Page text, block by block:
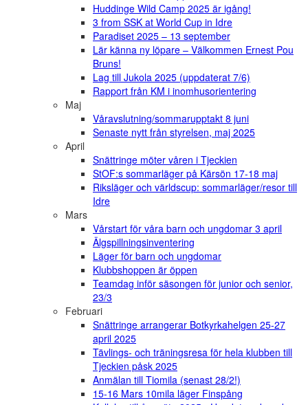
Huddinge Wild Camp 2025 är igång!
3 from SSK at World Cup in Idre
Paradiset 2025 – 13 september
Lär känna ny löpare – Välkommen Ernest Pou
Bruns!
Lag till Jukola 2025 (uppdaterat 7/6)
Rapport från KM i inomhusorientering
Maj
Våravslutning/sommarupptakt 8 juni
Senaste nytt från styrelsen, maj 2025
April
Snättringe möter våren i Tjeckien
StOF:s sommarläger på Kärsön 17-18 maj
Riksläger och världscup: sommarläger/resor till
Idre
Mars
Vårstart för våra barn och ungdomar 3 april
Älgspillningsinventering
Läger för barn och ungdomar
Klubbshoppen är öppen
Teamdag inför säsongen för junior och senior,
23/3
Februari
Snättringe arrangerar Botkyrkahelgen 25-27
april 2025
Tävlings- och träningsresa för hela klubben till
Tjeckien påsk 2025
Anmälan till Tiomila (senast 28/2!)
15-16 Mars 10mila läger Finspång